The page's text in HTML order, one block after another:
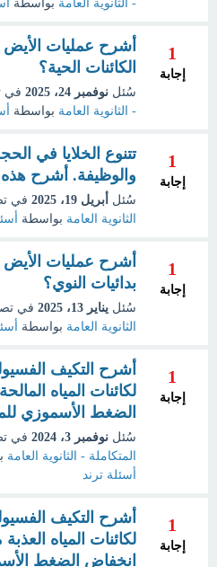
- الثانوية العامة بواسطة
1
إجابة
أشرح عمليات
الكائنات الحية؟
سُئل نوفمبر 24، 2025 في
- الثانوية العامة بواسطة
1
إجابة
تتنوع الخلايا في
والوظيفة. أشرح هذه
سُئل أبريل 19، 2025 في
الثانوية العامة بواسطة
1
إجابة
أشرح عمليات
بدائيات النوي؟
سُئل يناير 13، 2025 في
الثانوية العامة بواسطة
1
إجابة
أشرح التكيف
لكائنات المياه
الضغط الأسموزي
سُئل نوفمبر 3، 2024 في
المتكاملة - الثانوية العامة
أسئلة ترند
1
إجابة
أشرح التكيف
لكائنات المياه
انخفاض الضغط